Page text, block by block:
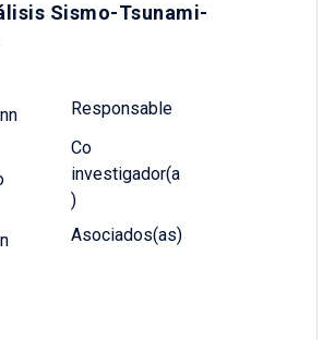
Sismo-Tsunami-
Responsable
Co
investigador(a
)
Asociados(as)